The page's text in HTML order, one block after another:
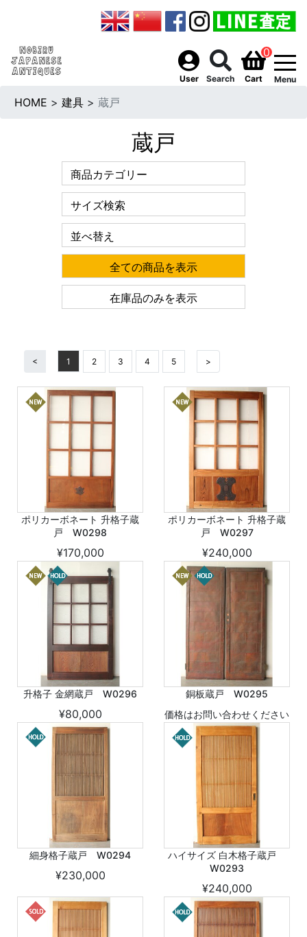
User Search
0
Cart Menu
HOME > 建具 > 蔵戸
蔵戸
商品カテゴリー
サイズ検索
並べ替え
全ての商品を表示
在庫品のみを表示
< 1 2 3 4 5 >
ポリカーボネート 升格子蔵
戸 W0298
¥170,000
ポリカーボネート 升格子蔵
戸 W0297
¥240,000
升格子 金網蔵戸 W0296
¥80,000
銅板蔵戸 W0295
価格はお問い合わせください
細身格子蔵戸 W0294
¥230,000
ハイサイズ 白木格子蔵戸
W0293
¥240,000